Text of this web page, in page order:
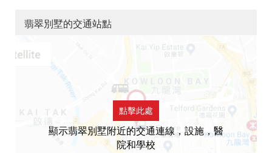
翡翠別墅的交通站點
點擊此處
顯示翡翠別墅附近的交通連線，設施，醫
院和學校